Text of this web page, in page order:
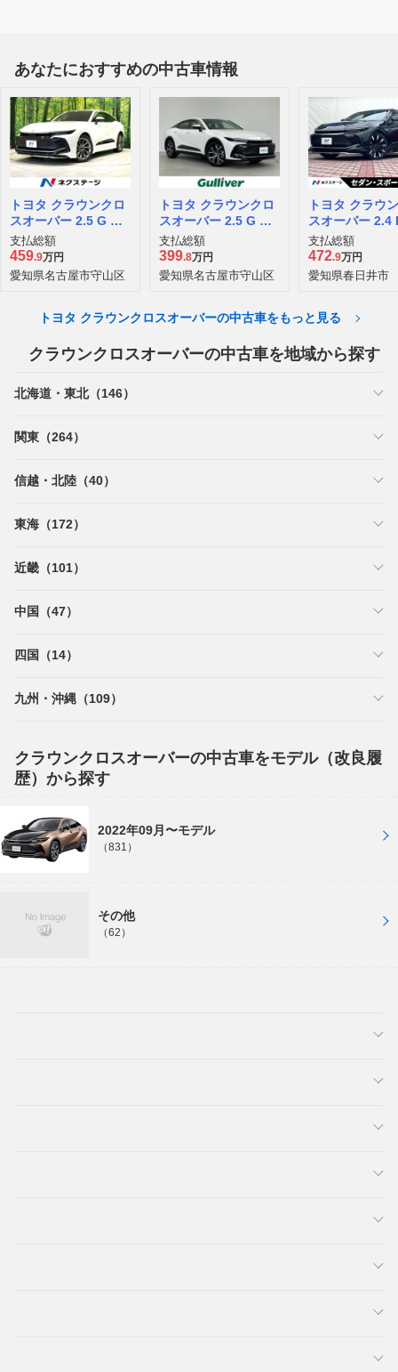
あなたにおすすめの中古車情報
トヨタ クラウンクロ
スオーバー 2.5 G ア
ドバンスト レザー パ
ッケージ E-Four 4W
D
支払総額
459.9万円
愛知県名古屋市守山区
トヨタ クラウンクロ
スオーバー 2.5 G ア
ドバンスト E-Four 4
WD
支払総額
399.8万円
愛知県名古屋市守山区
トヨタ クラウ
スオーバー 2.4
ドバンスト E-
dvanced 4WD
支払総額
472.9万円
愛知県春日井市
トヨタ クラウンクロスオーバーの中古車をもっと見る
クラウンクロスオーバーの中古車を地域から探す
北海道・東北（146）
関東（264）
信越・北陸（40）
東海（172）
近畿（101）
中国（47）
四国（14）
九州・沖縄（109）
クラウンクロスオーバーの中古車をモデル（改良履
歴）から探す
2022年09月〜モデル
（831）
その他
（62）